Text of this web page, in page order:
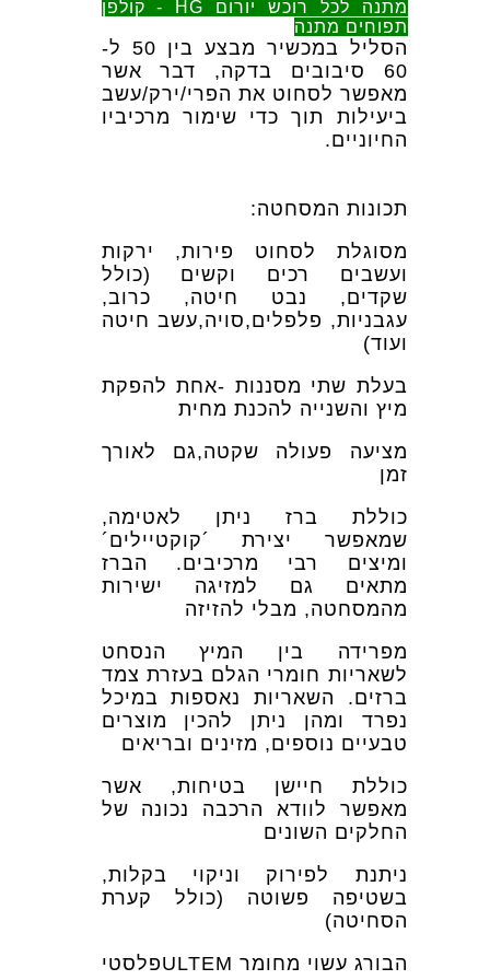
מתנה לכל רוכש יורום HG - קולפן
תפוחים מתנה
הסליל במכשיר מבצע בין 50 ל-
60 סיבובים בדקה, דבר אשר
מאפשר לסחוט את הפרי/ירק/עשב
ביעילות תוך כדי שימור מרכיביו
החיוניים.
תכונות המסחטה:
מסוגלת לסחוט פירות, ירקות
ועשבים רכים וקשים (כולל
שקדים, נבט חיטה, כרוב,
עגבניות, פלפלים,סויה,עשב חיטה
ועוד)
בעלת שתי מסננות -אחת להפקת
מיץ והשנייה להכנת מחית
מציעה פעולה שקטה,גם לאורך
זמן
כוללת ברז ניתן לאטימה,
שמאפשר יצירת ´קוקטיילים´
ומיצים רבי מרכיבים. הברז
מתאים גם למזיגה ישירות
מהמסחטה, מבלי להזיזה
מפרידה בין המיץ הנסחט
לשאריות חומרי הגלם בעזרת צמד
ברזים. השאריות נאספות במיכל
נפרד ומהן ניתן להכין מוצרים
טבעיים נוספים, מזינים ובריאים
כוללת חיישן בטיחות, אשר
מאפשר לוודא הרכבה נכונה של
החלקים השונים
ניתנת לפירוק וניקוי בקלות,
בשטיפה פשוטה (כולל קערת
הסחיטה)
הבורג עשוי מחומר ULTEMפלסטי